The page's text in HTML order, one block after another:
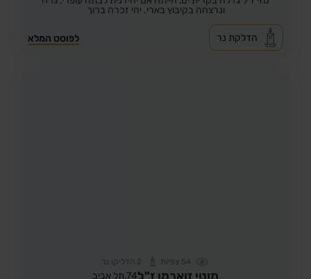
ונרצחה בקיבוץ בארי. יהי זכרה ברוך
לפוסט המלא הדלקת נר
54 צפיות 2 הדליקו נר
74, תל אביב